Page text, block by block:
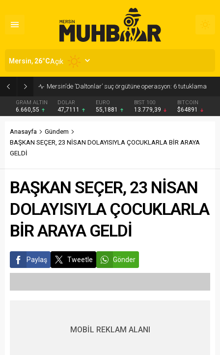
Mersin’de ’Daltonlar’ suç örgütüne operasyon: 6 tutuklama
GRAM ALTIN
6.660,55
DOLAR
47,7111
EURO
55,1881
BIST 100
13.779,39
BITCOIN
$64891
Mersin, 26°CAçık
Anasayfa
Gündem
BAŞKAN SEÇER, 23 NİSAN DOLAYISIYLA ÇOCUKLARLA BİR ARAYA
GELDİ
BAŞKAN SEÇER, 23 NİSAN
DOLAYISIYLA ÇOCUKLARLA
BİR ARAYA GELDİ
Paylaş Tweetle Gönder
MOBİL REKLAM ALANI